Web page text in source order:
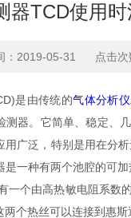
器TCD使用
：2019-05-31 点击次
是由传统的气体分析仪
测器。它简单、稳定、
用广泛，特别是用在分
是一种有两个池腔的可
一个由高热敏电阻系数
个热丝可以连接到惠斯